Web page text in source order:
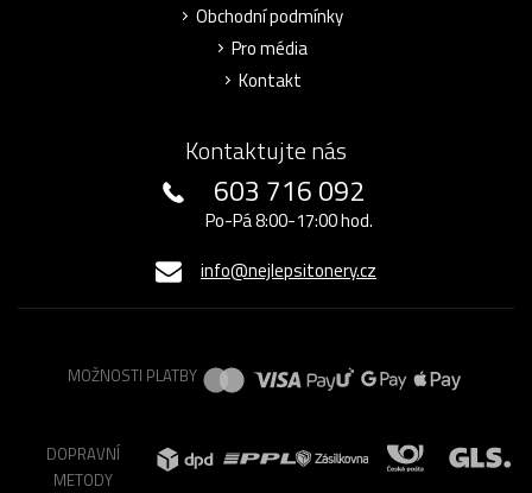
Obchodní podmínky
Pro média
Kontakt
Kontaktujte nás
603 716 092
Po-Pá 8:00-17:00 hod.
info@nejlepsitonery.cz
MOŽNOSTI PLATBY
DOPRAVNÍ
METODY